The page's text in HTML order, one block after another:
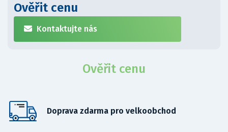
Ověřit cenu
Kontaktujte nás
Ověřit cenu
Doprava zdarma pro velkoobchod